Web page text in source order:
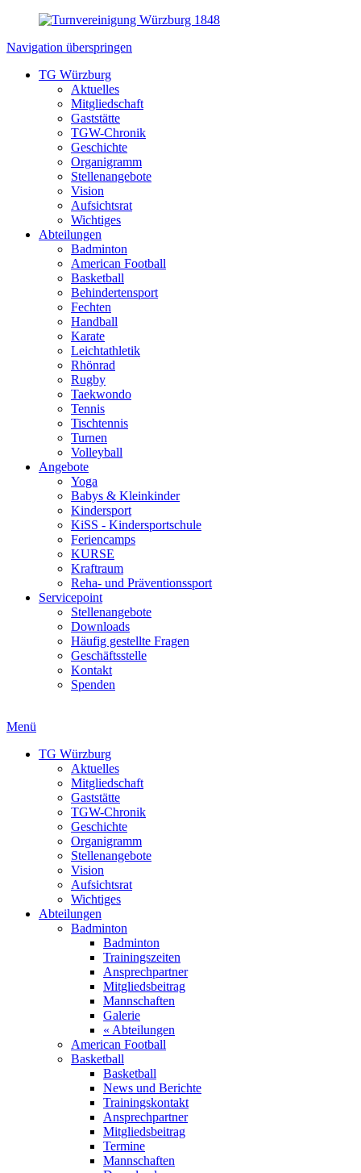
Navigation überspringen
TG Würzburg
Aktuelles
Mitgliedschaft
Gaststätte
TGW-Chronik
Geschichte
Organigramm
Stellenangebote
Vision
Aufsichtsrat
Wichtiges
Abteilungen
Badminton
American Football
Basketball
Behindertensport
Fechten
Handball
Karate
Leichtathletik
Rhönrad
Rugby
Taekwondo
Tennis
Tischtennis
Turnen
Volleyball
Angebote
Yoga
Babys & Kleinkinder
Kindersport
KiSS - Kindersportschule
Feriencamps
KURSE
Kraftraum
Reha- und Präventionssport
Servicepoint
Stellenangebote
Downloads
Häufig gestellte Fragen
Geschäftsstelle
Kontakt
Spenden
Menü
TG Würzburg
Aktuelles
Mitgliedschaft
Gaststätte
TGW-Chronik
Geschichte
Organigramm
Stellenangebote
Vision
Aufsichtsrat
Wichtiges
Abteilungen
Badminton
Badminton
Trainingszeiten
Ansprechpartner
Mitgliedsbeitrag
Mannschaften
Galerie
« Abteilungen
American Football
Basketball
Basketball
News und Berichte
Trainingskontakt
Ansprechpartner
Mitgliedsbeitrag
Termine
Mannschaften